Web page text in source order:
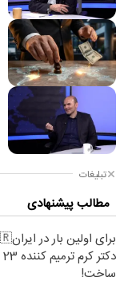
تبلیغات
مطالب پیشنهادی
ساخت!